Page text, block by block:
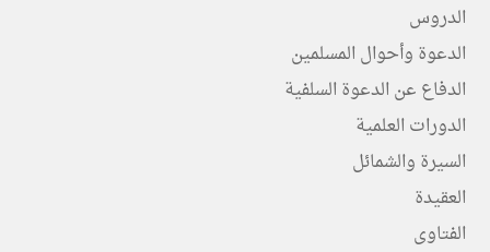
الدروس
الدعوة وأحوال المسلمين
الدفاع عن الدعوة السلفية
الدورات العلمية
السيرة والشمائل
العقيدة
الفتاوى